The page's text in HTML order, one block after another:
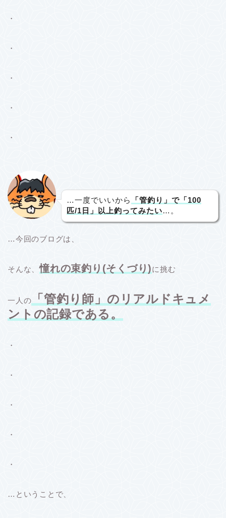
・
・
・
・
・
…一度でいいから
「管釣り」で「100
匹/1日」以上釣ってみたい…。
…今回のブログは、
そんな、憧れの束釣り(そくづり)に挑む
一人の
「管釣り師」のリアルドキュメ
ントの記録である。
・
・
・
・
・
…ということで、